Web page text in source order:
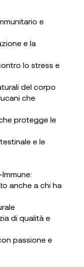
e
e la
lo stress e
del corpo
che
protegge le
e le
anche a chi ha
di qualità e
passione e